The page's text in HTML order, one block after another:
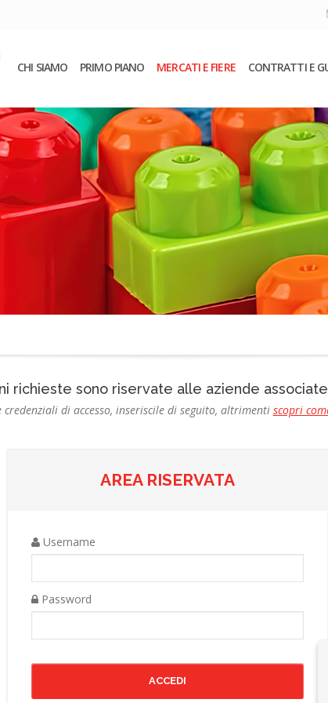
CHI SIAMO PRIMO PIANO MERCATI E FIERE CONTRATTI E
richieste sono riservate alle aziende associate
credenziali di accesso, inseriscile di seguito, altrimenti scopri
AREA RISERVATA
Username
Password